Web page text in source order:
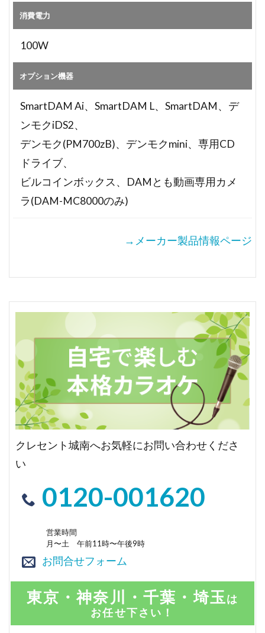
消費電力
100W
オプション機器
SmartDAM Ai、SmartDAM L、SmartDAM、デ
ンモクiDS2、
デンモク(PM700zB)、デンモクmini、専用CD
ドライブ、
ビルコインボックス、DAMとも動画専用カメ
ラ(DAM-MC8000のみ)
→メーカー製品情報ページ
クレセント城南へお気軽にお問い合わせくださ
い
0120-001620
営業時間
月〜土 午前11時〜午後9時
お問合せフォーム
東京・神奈川・千葉・埼玉は
お任せ下さい！